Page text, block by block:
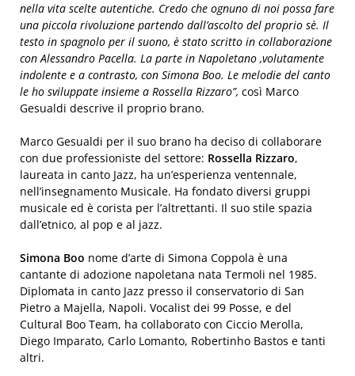
nella vita scelte autentiche. Credo che ognuno di noi possa fare
una piccola rivoluzione partendo dall’ascolto del proprio sè. Il
testo in spagnolo per il suono, è stato scritto in collaborazione
con Alessandro Pacella. La parte in Napoletano ,volutamente
indolente e a contrasto, con Simona Boo. Le melodie del canto
le ho sviluppate insieme a Rossella Rizzaro”, così Marco
Gesualdi descrive il proprio brano.
Marco Gesualdi per il suo brano ha deciso di collaborare
con due professioniste del settore: Rossella Rizzaro,
laureata in canto Jazz, ha un’esperienza ventennale,
nell’insegnamento Musicale. Ha fondato diversi gruppi
musicale ed è corista per l’altrettanti. Il suo stile spazia
dall’etnico, al pop e al jazz.
Simona Boo nome d’arte di Simona Coppola è una
cantante di adozione napoletana nata Termoli nel 1985.
Diplomata in canto Jazz presso il conservatorio di San
Pietro a Majella, Napoli. Vocalist dei 99 Posse, e del
Cultural Boo Team, ha collaborato con Ciccio Merolla,
Diego Imparato, Carlo Lomanto, Robertinho Bastos e tanti
altri.